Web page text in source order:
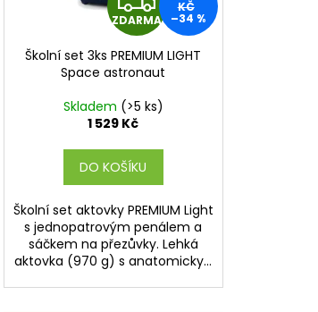
D
A
R
M
A
ZDARMA
KČ
–34 %
Školní set 3ks PREMIUM LIGHT
Space astronaut
Skladem (>5 ks)
1 529 Kč
DO KOŠÍKU
Školní set aktovky PREMIUM Light
s jednopatrovým penálem a
sáčkem na přezůvky. Lehká
aktovka (970 g) s anatomicky...